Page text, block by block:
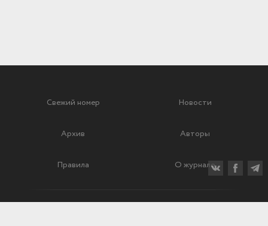
Свежий номер Новости
Архив Авторы
Правила О журнале